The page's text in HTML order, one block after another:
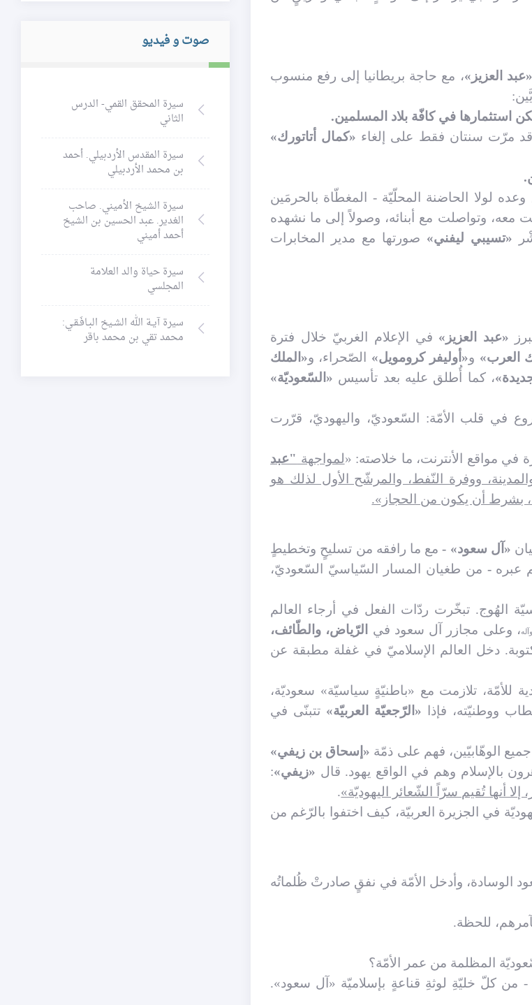
«عبد العزيز»، مع حاجة بريطانيا إلى رفع منسوب
«كمال أتاتورك»
لولا الحاضنة المحلّيّة - المغطّاة بالحرمَين
معه، وتواصلت مع أبنائه، وصولاً إلى ما نشهده
«تسيبي ليفني» صورتها مع مدير المخابرات
«عبد العزيز» في الإعلام الغربيّ خلال فترة
العرب» و«أوليفر كرومويل» الصّحراء، و«الملك
، كما أُطلق عليه بعد تأسيس «السّعوديّة»
في قلب الأمّة: السّعوديّ، واليهوديّ، قرّرت
في مواقع الأنترنت، ما خلاصته: «لمواجهة "عبد
ووفرة النّفط، والمرشّح الأول لذلك هو
بشرط أن يكون من الحجاز».
«آل سعود» - مع ما رافقه من تسليحٍ وتخطيطٍ
عبره- من طغيان المسار السّياسيّ السّعوديّ،
الهُوج. تبخّرت ردّات الفعل في أرجاء العالم
، وعلى مجازر آل سعود في
الرّياض، والطّائف،
دخل العالم الإسلاميّ في غفلة مطبقة عن
للأمّة، تلازمت مع «باطنيّةٍ سياسيّة» سعوديّة،
ووطنيّته، فإذا «الرّجعيّة العربيّة» تتبنّى في
الوهّابيّين، فهم على ذمّة «إسحاق بن زيفي»
بالإسلام وهم في الواقع يهود. قال «زيفي»:
أنها تُقيم سرّاً الشّعائر اليهوديّة».
في الجزيرة العربيّة، كيف اختفوا بالرّغم من
الوسادة، وأدخل الأمّة في نفقٍ صادرتْ ظُلماتُه
للحظة.
المظلمة من عمر الأمّة؟
- من كلّ خليّةِ لوثةِ قناعةٍ بإسلاميّة «آل سعود».
صوت و فيديو
سيرة المحقق القمي- الدرس
الثاني
سيرة المقدس الأردبيلي. أحمد
بن محمد الأردبيلي
سيرة الشيخ الأميني. صاحب
الغدير. عبد الحسين بن الشيخ
أحمد أميني
سيرة حياة والد العلامة
المجلسي
سيرة آيـة الله الشـيخ البـافَـقـي:
محمد تقي بن محمد باقر